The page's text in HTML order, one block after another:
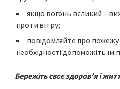
якщо вогонь великий –
проти вітру;
повідомляйте про пожежу
необхідності допоможіть їм
Бережіть своє здоров’я і